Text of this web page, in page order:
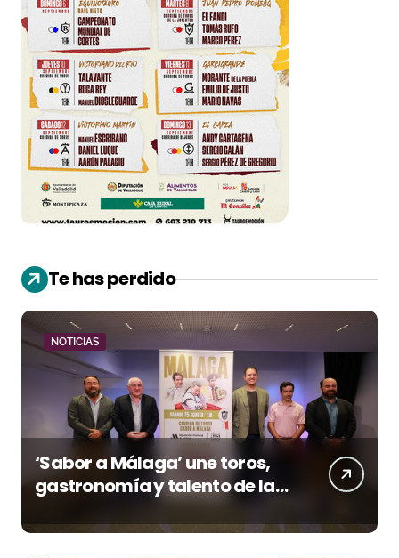
Te has perdido
NOTICIAS
‘Sabor a Málaga’ une toros,
gastronomía y talento de la
tierra en La Malagueta